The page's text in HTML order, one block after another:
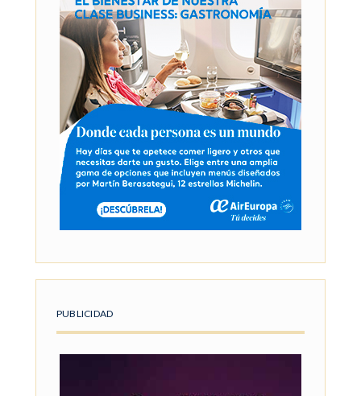
PUBLICIDAD